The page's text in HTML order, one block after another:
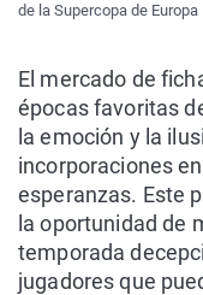
de la Supercopa de Europa
El mercado de
épocas favoritas
la emoción y la
incorporaciones
esperanzas. Este
la oportunidad de
temporada
jugadores que